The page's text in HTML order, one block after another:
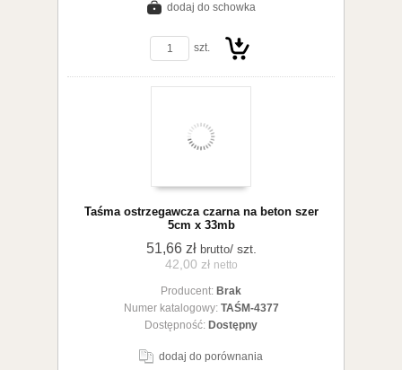
dodaj do schowka
szt.
koszyka
Taśma ostrzegawcza czarna na beton szer
5cm x 33mb
51,66 zł brutto/ szt.
42,00 zł netto
Producent: Brak
Numer katalogowy: TAŚM-4377
Dostępność: Dostępny
dodaj do porównania